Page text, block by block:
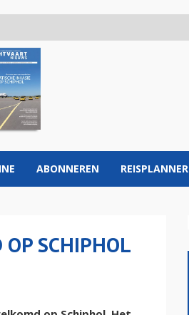
ABONNEREN REISPLANNER
OP SCHIPHOL